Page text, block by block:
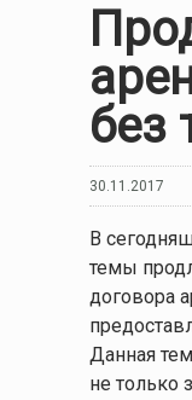
без
30.11.2017
В
темы
договора
Данная
не только